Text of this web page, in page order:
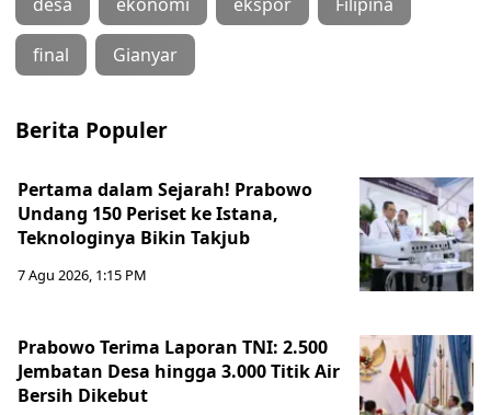
final Gianyar
Berita Populer
Pertama dalam Sejarah! Prabowo
Undang 150 Periset ke Istana,
Teknologinya Bikin Takjub
7 Agu 2026, 1:15 PM
Prabowo Terima Laporan TNI: 2.500
Jembatan Desa hingga 3.000 Titik Air
Bersih Dikebut